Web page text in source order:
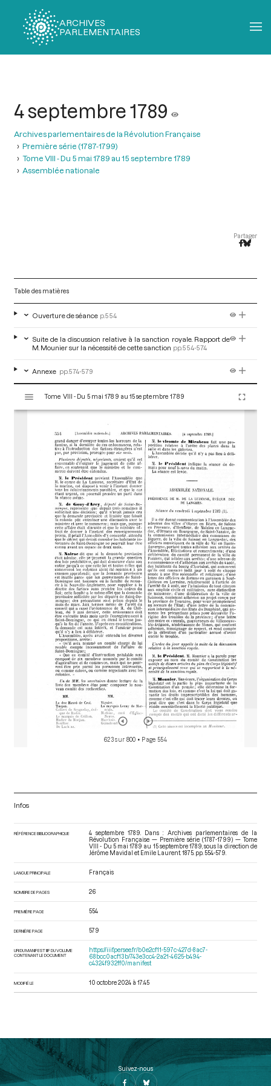
ARCHIVES
PARLEMENTAIRES
4 septembre 1789
Archives parlementaires de la Révolution Française
Première série (1787-1799)
Tome VIII - Du 5 mai 1789 au 15 septembre 1789
Assemblée nationale
Partager
Table des matières
Ouverture de séance p.554
Suite de la discussion relative à la sanction royale. Rapport de
M. Mounier sur la nécessité de cette sanction pp.554-574
Annexe pp.574-579
s
Tome VIII - Du 5 mai 1789 au 15 septembre 1789
623 sur 800 • Page 554
Infos
RÉFÉRENCE BIBLIOGRAPHIQUE
4 septembre 1789. Dans : Archives parlementaires de la
Révolution Française — Première série (1787-1799) — Tome
VIII - Du 5 mai 1789 au 15 septembre 1789 , sous la direction de
Jérôme Mavidal et Emile Laurent. 1875. pp. 554-579.
LANGUE PRINCIPALE Français
NOMBRE DE PAGES 26
PREMIÈRE PAGE 554
DERNIÈRE PAGE 579
URI DU MANIFEST IIIF DU VOLUME
CONTENANT LE DOCUMENT
https://iiif.persee.fr/b0e2cf11-597c-427d-8ac7-
68bcc0acf13b/743e3cc4-2a21-4625-b494-
c4324f932ff0/manifest
MODIFIÉ LE 10 octobre 2024 à 17:45
Suivez-nous